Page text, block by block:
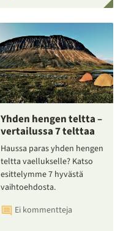
Yhden hengen teltta –
vertailussa 7 telttaa
Haussa paras yhden hengen
teltta vaellukselle? Katso
esittelymme 7 hyvästä
vaihtoehdosta.
Ei kommentteja